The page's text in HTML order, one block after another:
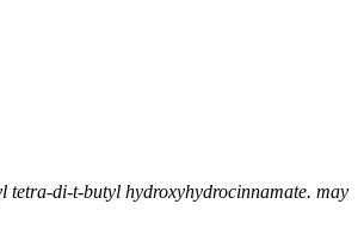
tetra-di-t-butyl hydroxyhydrocinnamate. may